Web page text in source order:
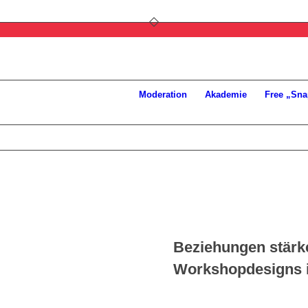
Moderation Akademie Free
Beziehungen
Workshopdesigns